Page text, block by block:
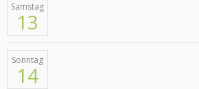
Samstag
13
Sonntag
14